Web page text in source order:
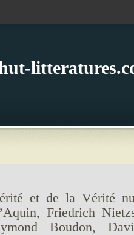
et de la Vérité
Friedrich
Boudon,